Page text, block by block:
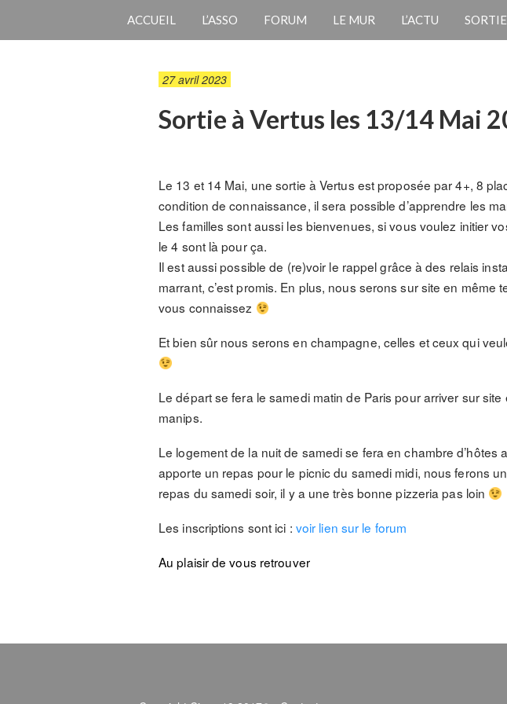
ACCUEIL L’ASSO FORUM LE MUR L’ACTU
27 avril 2023
Sortie à Vertus les 13/14 Mai
Le 13 et 14 Mai, une sortie à Vertus est proposée par 4+, 8
condition de connaissance, il sera possible d’apprendre les
Les familles sont aussi les bienvenues, si vous voulez initier
le 4 sont là pour ça.
Il est aussi possible de (re)voir le rappel grâce à des relais
marrant, c’est promis. En plus, nous serons sur site en
vous connaissez
Et bien sûr nous serons en champagne, celles et ceux qui
Le départ se fera le samedi matin de Paris pour arriver sur
manips.
Le logement de la nuit de samedi se fera en chambre
apporte un repas pour le picnic du samedi midi, nous ferons
repas du samedi soir, il y a une très bonne pizzeria pas loin
Les inscriptions sont ici : voir lien sur le forum
Au plaisir de vous retrouver